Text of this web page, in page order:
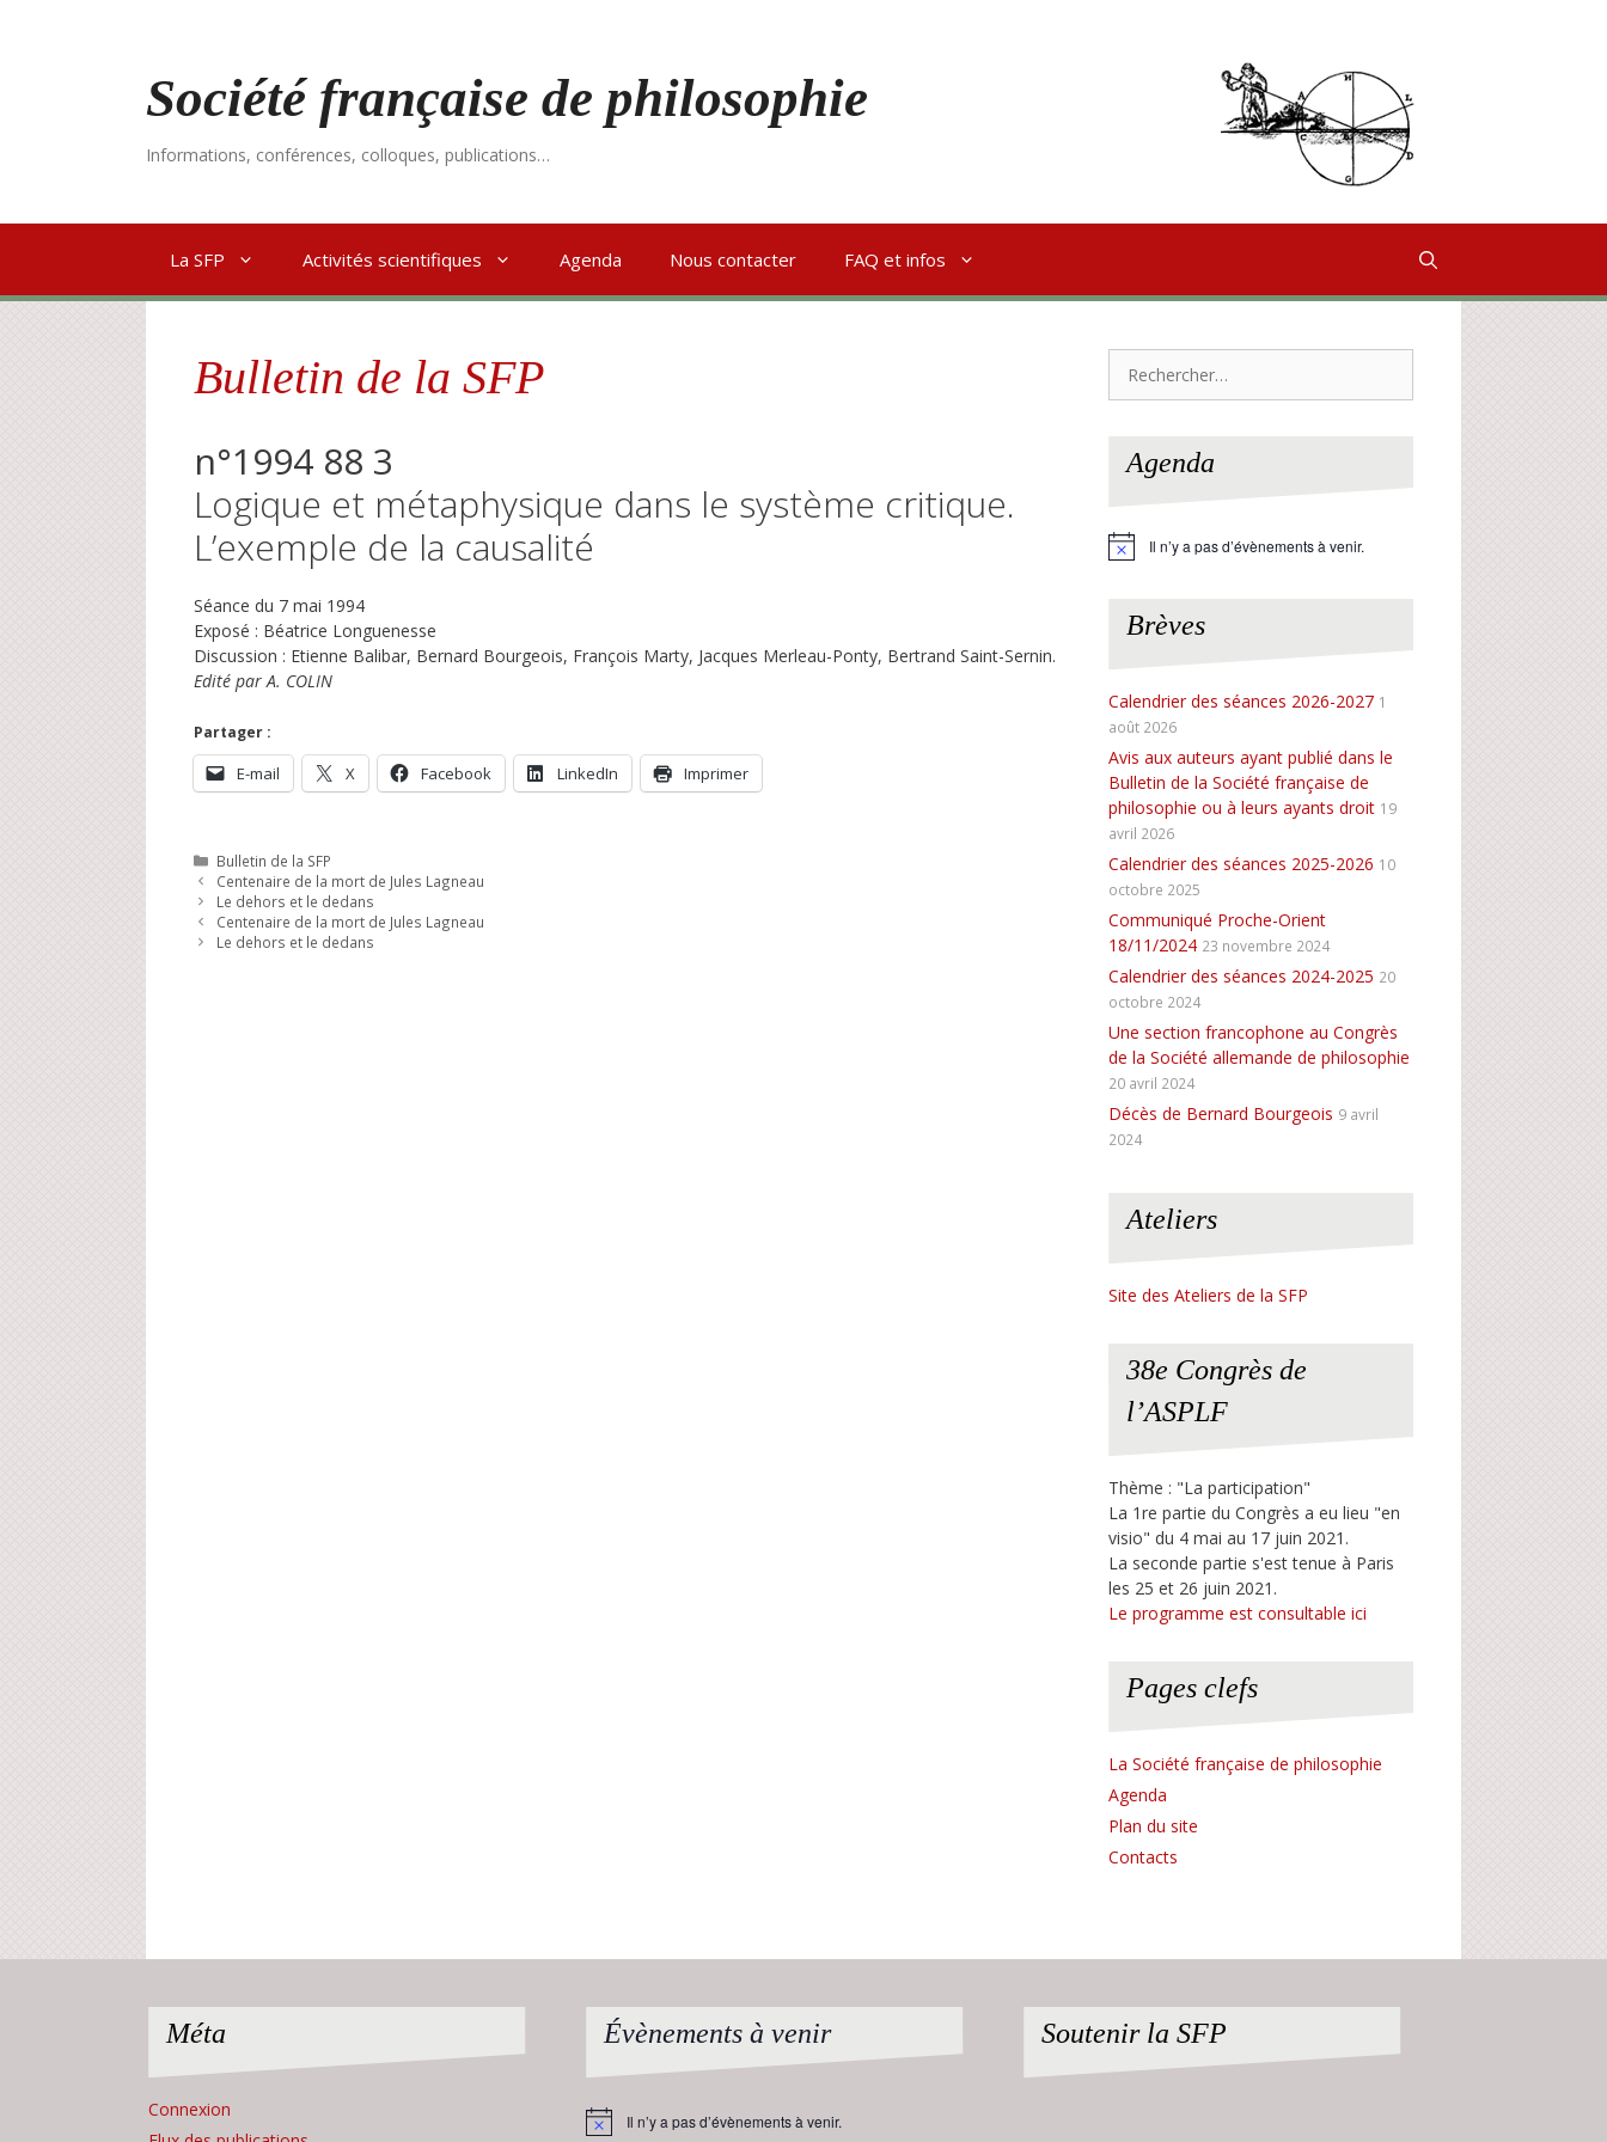
Société française de philosophie
Informations, conférences, colloques, publications…
La SFP Activités scientifiques Agenda Nous contacter FAQ et infos
Bulletin de la SFP
n°1994 88 3
Logique et métaphysique dans le système critique.
L’exemple de la causalité
Séance du 7 mai 1994
Exposé : Béatrice Longuenesse
Discussion : Etienne Balibar, Bernard Bourgeois, François Marty, Jacques Merleau-Ponty, Bertrand Saint-Sernin.
Edité par A. COLIN
Partager :
E-mail X Facebook LinkedIn Imprimer
Catégories
Bulletin de la SFP
Centenaire de la mort de Jules Lagneau
Le dehors et le dedans
Centenaire de la mort de Jules Lagneau
Le dehors et le dedans
Agenda
N
Il n’y a pas d’évènements à venir.
Brèves
Calendrier des séances 2026-2027 1
août 2026
Avis aux auteurs ayant publié dans le
Bulletin de la Société française de
philosophie ou à leurs ayants droit 19
avril 2026
Calendrier des séances 2025-2026 10
octobre 2025
Communiqué Proche-Orient
18/11/2024 23 novembre 2024
Calendrier des séances 2024-2025 20
octobre 2024
Une section francophone au Congrès
de la Société allemande de philosophie
20 avril 2024
Décès de Bernard Bourgeois 9 avril
2024
Ateliers
Site des Ateliers de la SFP
38e Congrès de
l’ASPLF
Thème : "La participation"
La 1re partie du Congrès a eu lieu "en
visio" du 4 mai au 17 juin 2021.
La seconde partie s'est tenue à Paris
les 25 et 26 juin 2021.
Le programme est consultable ici
Pages clefs
La Société française de philosophie
Agenda
Plan du site
Contacts
Méta
Connexion
Évènements à venir
Notice Il n’y a pas d’évènements à venir.
Soutenir la SFP